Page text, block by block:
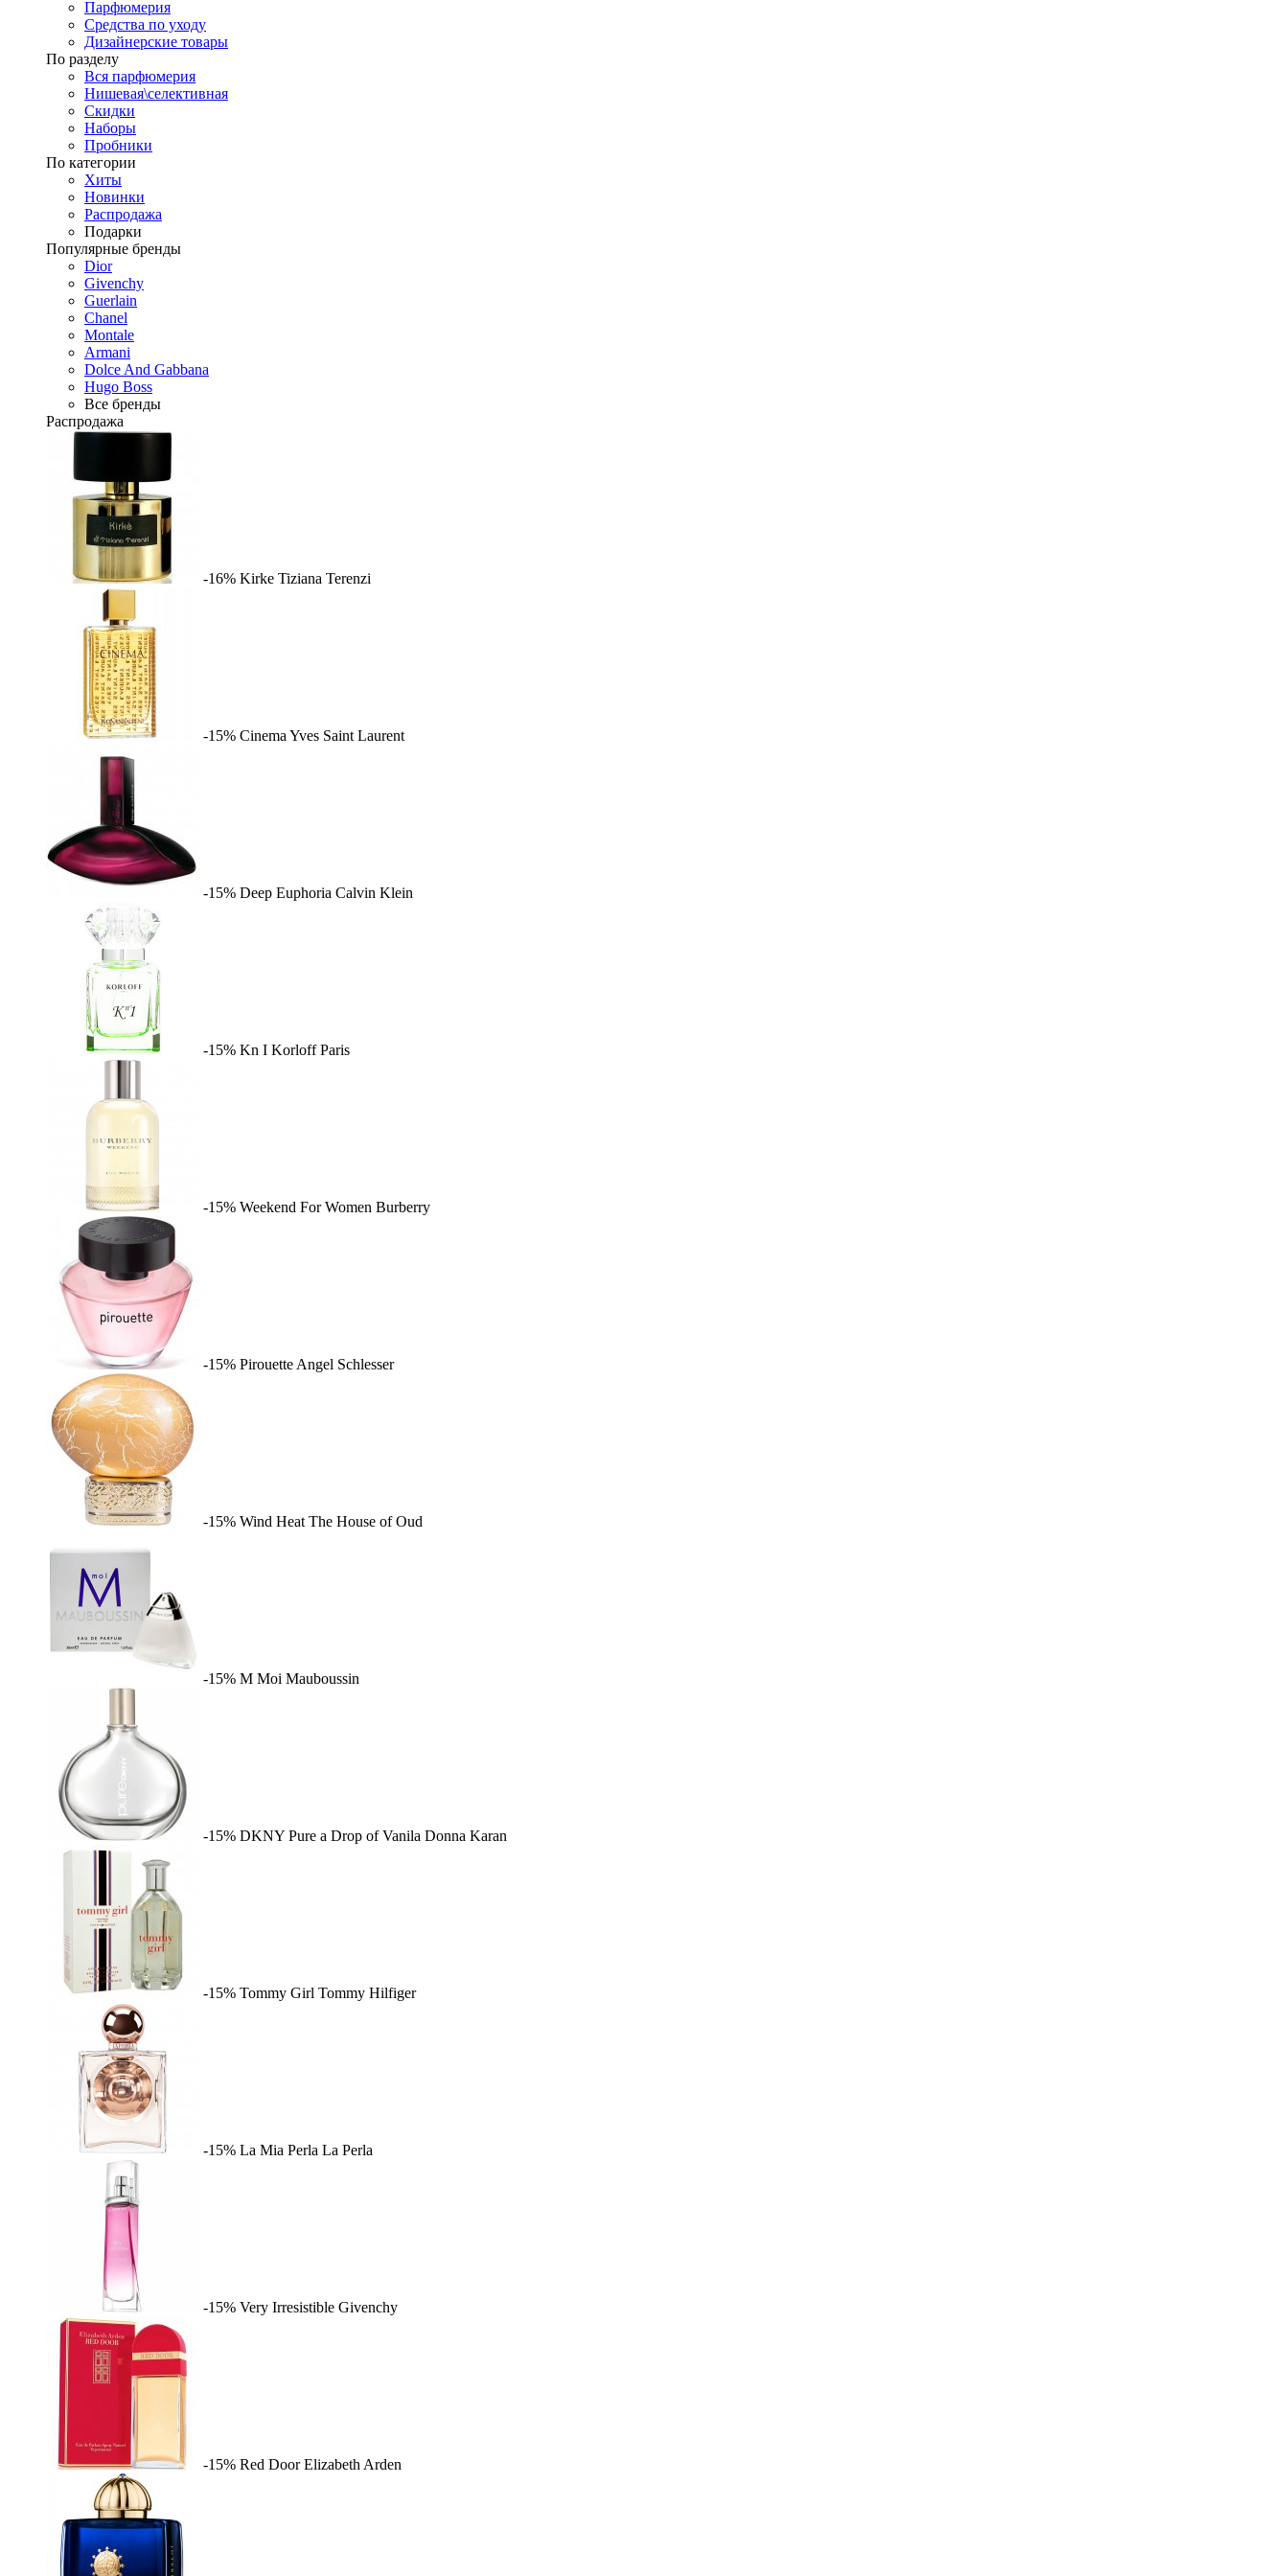
Парфюмерия
Средства по уходу
Дизайнерские товары
По разделу
Вся парфюмерия
Нишевая\селективная
Скидки
Наборы
Пробники
По категории
Хиты
Новинки
Распродажа
Подарки
Популярные бренды
Dior
Givenchy
Guerlain
Chanel
Montale
Armani
Dolce And Gabbana
Hugo Boss
Все бренды
Распродажа
-16% Kirke Tiziana Terenzi
-15% Cinema Yves Saint Laurent
-15% Deep Euphoria Calvin Klein
-15% Kn I Korloff Paris
-15% Weekend For Women Burberry
-15% Pirouette Angel Schlesser
-15% Wind Heat The House of Oud
-15% M Moi Mauboussin
-15% DKNY Pure a Drop of Vanila Donna Karan
-15% Tommy Girl Tommy Hilfiger
-15% La Mia Perla La Perla
-15% Very Irresistible Givenchy
-15% Red Door Elizabeth Arden